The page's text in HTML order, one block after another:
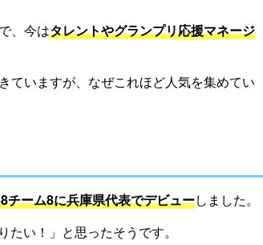
、今はタレントやグランプリ応援マネージ
ていますが、なぜこれほど人気を集めてい
チーム8に兵庫県代表でデビューしました。
い！」と思ったそうです。